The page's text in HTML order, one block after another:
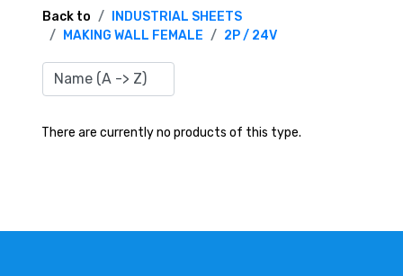
TERMS OF SERVICE
Back to
INDUSTRIAL SHEETS
MAKING WALL FEMALE
2P / 24V
There are currently no products of this type.